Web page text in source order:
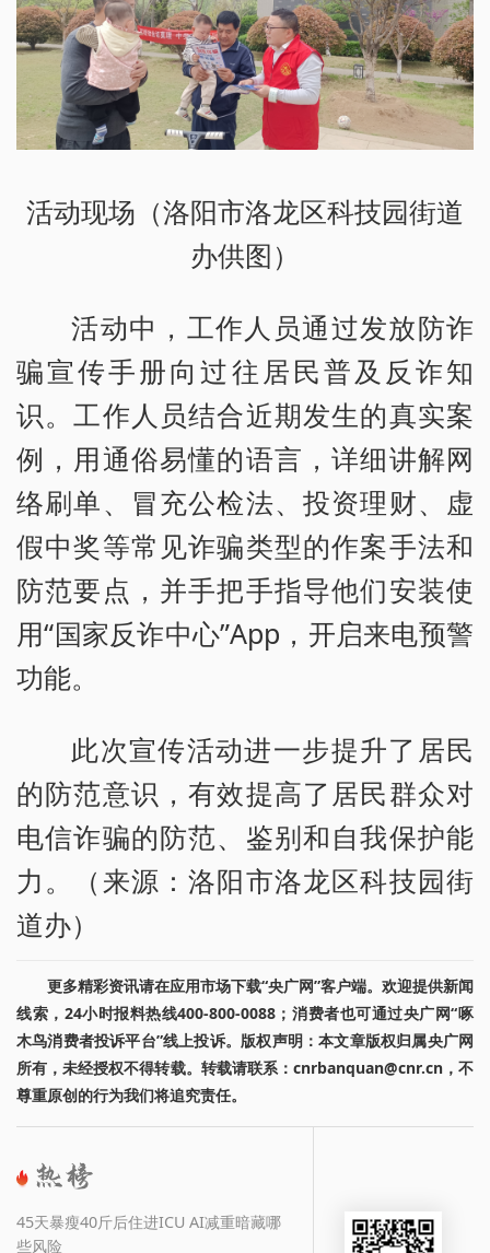
活动现场（洛阳市洛龙区科技园街道
办供图）
活动中，工作人员通过发放防诈
骗宣传手册向过往居民普及反诈知
识。工作人员结合近期发生的真实案
例，用通俗易懂的语言，详细讲解网
络刷单、冒充公检法、投资理财、虚
假中奖等常见诈骗类型的作案手法和
防范要点，并手把手指导他们安装使
用“国家反诈中心”App，开启来电预警
功能。
此次宣传活动进一步提升了居民
的防范意识，有效提高了居民群众对
电信诈骗的防范、鉴别和自我保护能
力。（来源：洛阳市洛龙区科技园街
道办）
更多精彩资讯请在应用市场下载“央广网”客户端。欢迎提供新闻
线索，24小时报料热线400-800-0088；消费者也可通过央广网“啄
木鸟消费者投诉平台”线上投诉。版权声明：本文章版权归属央广网
所有，未经授权不得转载。转载请联系：cnrbanquan@cnr.cn，不
尊重原创的行为我们将追究责任。
45天暴瘦40斤后住进ICU AI减重暗藏哪
些风险